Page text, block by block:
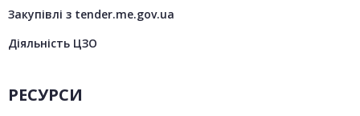
Закупівлі з tender.me.gov.ua
Діяльність ЦЗО
РЕСУРСИ